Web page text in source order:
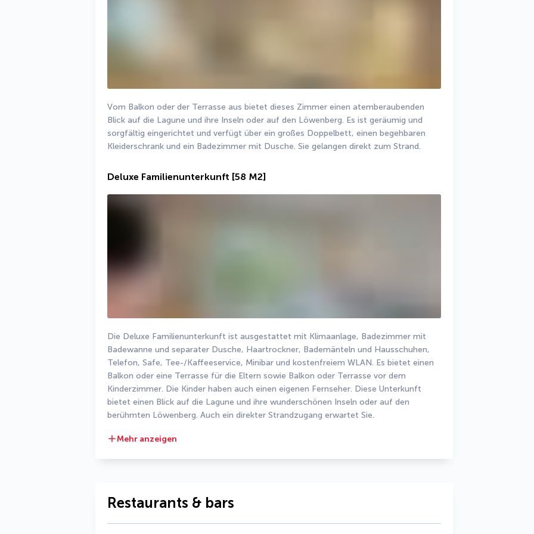
Vom Balkon oder der Terrasse aus bietet dieses Zimmer einen atemberaubenden
Blick auf die Lagune und ihre Inseln oder auf den Löwenberg. Es ist geräumig und
sorgfältig eingerichtet und verfügt über ein großes Doppelbett, einen begehbaren
Kleiderschrank und ein Badezimmer mit Dusche. Sie gelangen direkt zum Strand.
Deluxe Familienunterkunft [58 M2]
Die Deluxe Familienunterkunft ist ausgestattet mit Klimaanlage, Badezimmer mit
Badewanne und separater Dusche, Haartrockner, Bademänteln und Hausschuhen,
Telefon, Safe, Tee-/Kaffeeservice, Minibar und kostenfreiem WLAN. Es bietet einen
Balkon oder eine Terrasse für die Eltern sowie Balkon oder Terrasse vor dem
Kinderzimmer. Die Kinder haben auch einen eigenen Fernseher. Diese Unterkunft
bietet einen Blick auf die Lagune und ihre wunderschönen Inseln oder auf den
berühmten Löwenberg. Auch ein direkter Strandzugang erwartet Sie.
Mehr anzeigen
Restaurants & bars